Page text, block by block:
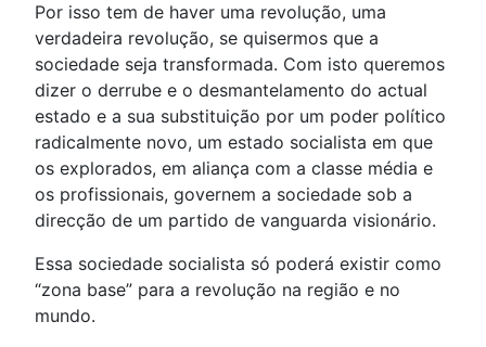
Por isso tem de haver uma revolução, uma
verdadeira revolução, se quisermos que a
sociedade seja transformada. Com isto queremos
dizer o derrube e o desmantelamento do actual
estado e a sua substituição por um poder político
radicalmente novo, um estado socialista em que
os explorados, em aliança com a classe média e
os profissionais, governem a sociedade sob a
direcção de um partido de vanguarda visionário.
Essa sociedade socialista só poderá existir como
“zona base” para a revolução na região e no
mundo.